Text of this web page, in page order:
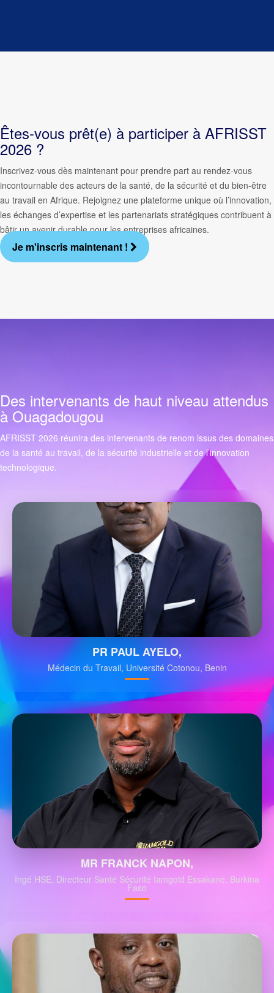
Êtes-vous prêt(e) à participer à AFRISST
2026 ?
Inscrivez-vous dès maintenant pour prendre part au rendez-vous
incontournable des acteurs de la santé, de la sécurité et du bien-être
au travail en Afrique. Rejoignez une plateforme unique où l’innovation,
les échanges d’expertise et les partenariats stratégiques contribuent à
bâtir un avenir durable pour les entreprises africaines.
Je m'inscris maintenant !
Des intervenants de haut niveau attendus
à Ouagadougou
AFRISST 2026 réunira des intervenants de renom issus des domaines
de la santé au travail, de la sécurité industrielle et de l’innovation
technologique.
PR PAUL AYELO,
Médecin du Travail, Université Cotonou, Benin
MR FRANCK NAPON,
Ingé HSE, Directeur Santé Sécurité Iamgold Essakane, Burkina
Faso